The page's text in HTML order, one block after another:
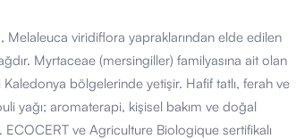
viridiflora yapraklarından elde edilen
Myrtaceae (mersingiller) familyasına ait olan
bölgelerinde yetişir. Hafif tatlı, ferah ve
yağı; aromaterapi, kişisel bakım ve doğal
ECOCERT ve Agriculture Biologique sertifikalı